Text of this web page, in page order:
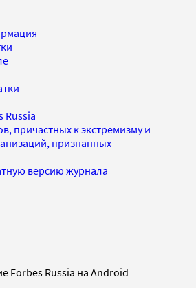
Russia
причастных к экстремизму и
признанных
версию журнала
Forbes Russia на Android